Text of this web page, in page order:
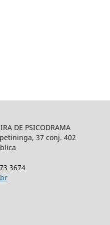
DE PSICODRAMA
37 conj. 402
3674